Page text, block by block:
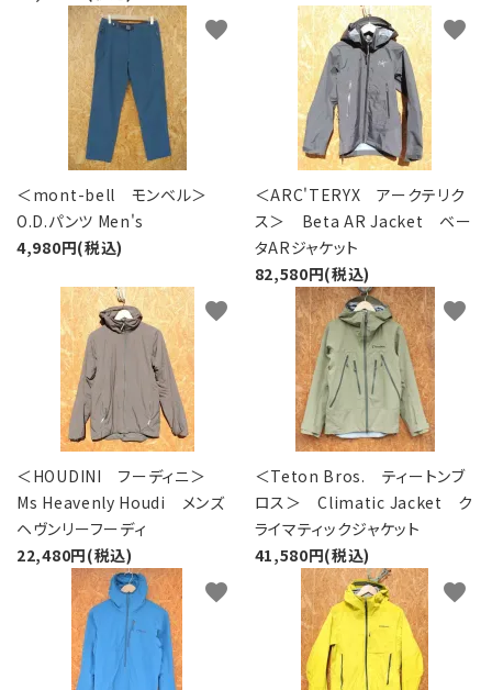
＜mont-bell モンベル＞
O.D.パンツ Men's
4,980円(税込)
favorite
＜ARC'TERYX アークテリク
ス＞ Beta AR Jacket ベー
タARジャケット
82,580円(税込)
favorite
＜HOUDINI フーディニ＞
Ms Heavenly Houdi メンズ
ヘヴンリーフーディ
22,480円(税込)
favorite
＜Teton Bros. ティートンブ
ロス＞ Climatic Jacket ク
ライマティックジャケット
41,580円(税込)
favorite
favorite favorite